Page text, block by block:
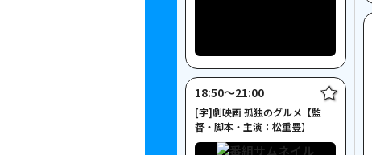
18:50〜21:00
[字]劇映画 孤独のグルメ【監
督・脚本・主演：松重豊】